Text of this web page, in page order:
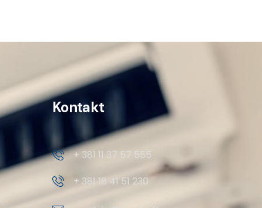
Kontakt
+ 381 11 37 57 555
+ 381 18 41 51 230